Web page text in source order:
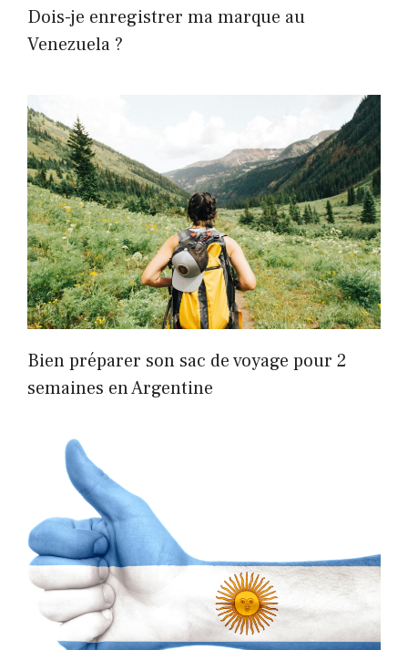
Dois-je enregistrer ma marque au
Venezuela ?
Bien préparer son sac de voyage pour 2
semaines en Argentine